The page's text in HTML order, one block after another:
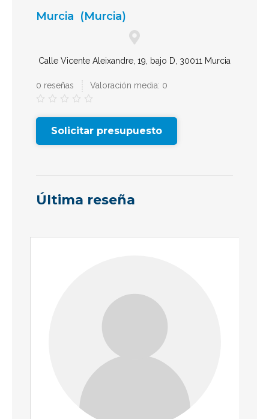
Murcia (Murcia)
Calle Vicente Aleixandre, 19, bajo D, 30011 Murcia
0 reseñas Valoración media: 0
    
Solicitar presupuesto
Última reseña